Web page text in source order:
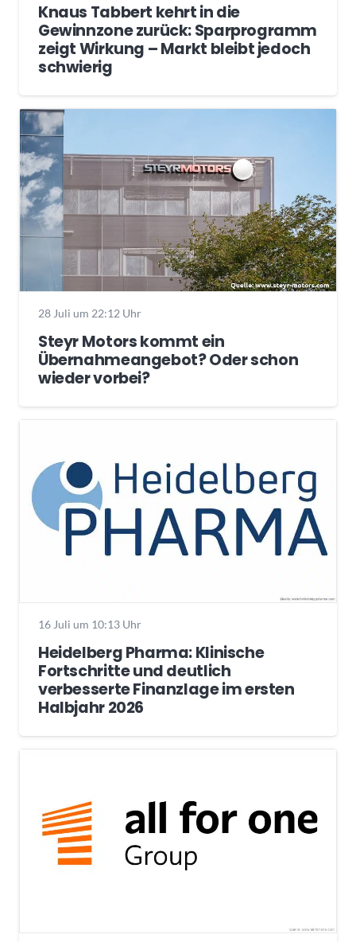
Knaus Tabbert kehrt in die
Gewinnzone zurück: Sparprogramm
zeigt Wirkung – Markt bleibt jedoch
schwierig
28 Juli um 22:12 Uhr
Steyr Motors kommt ein
Übernahmeangebot? Oder schon
wieder vorbei?
16 Juli um 10:13 Uhr
Heidelberg Pharma: Klinische
Fortschritte und deutlich
verbesserte Finanzlage im ersten
Halbjahr 2026